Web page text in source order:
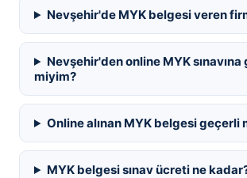
Nevşehir'de MYK belgesi veren
Nevşehir'den online MYK
miyim?
Online alınan MYK belgesi geçerli
MYK belgesi sınav ücreti ne